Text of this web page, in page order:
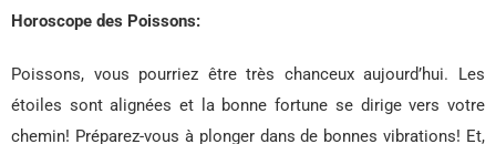
Horoscope des Poissons:
Poissons, vous pourriez être très chanceux aujourd’hui. Les
étoiles sont alignées et la bonne fortune se dirige vers votre
chemin! Préparez-vous à plonger dans de bonnes vibrations! Et,